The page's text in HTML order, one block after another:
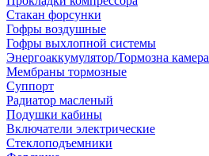
Стакан форсунки
Гофры воздушные
Гофры выхлопной системы
Энергоаккумулятор/Тормозна камера
Мембраны тормозные
Суппорт
Радиатор масленый
Подушки кабины
Включатели электрические
Стеклоподъемники